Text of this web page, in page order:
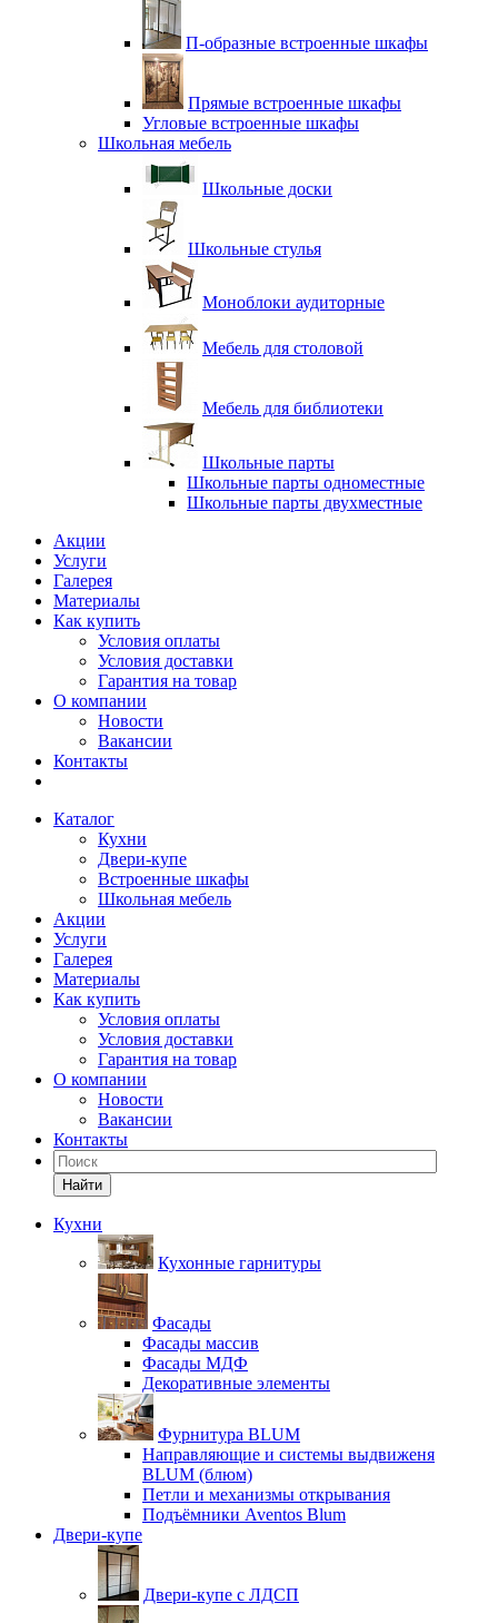
П-образные встроенные шкафы
Прямые встроенные шкафы
Угловые встроенные шкафы
Школьная мебель
Школьные доски
Школьные стулья
Моноблоки аудиторные
Мебель для столовой
Мебель для библиотеки
Школьные парты
Школьные парты одноместные
Школьные парты двухместные
Акции
Услуги
Галерея
Материалы
Как купить
Условия оплаты
Условия доставки
Гарантия на товар
О компании
Новости
Вакансии
Контакты
Каталог
Кухни
Двери-купе
Встроенные шкафы
Школьная мебель
Акции
Услуги
Галерея
Материалы
Как купить
Условия оплаты
Условия доставки
Гарантия на товар
О компании
Новости
Вакансии
Контакты
Найти
Кухни
Кухонные гарнитуры
Фасады
Фасады массив
Фасады МДФ
Декоративные элементы
Фурнитура BLUM
Направляющие и системы выдвиженя
BLUM (блюм)
Петли и механизмы открывания
Подъёмники Aventos Blum
Двери-купе
Двери-купе с ЛДСП